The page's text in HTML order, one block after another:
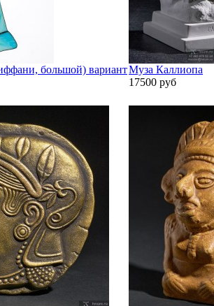
большой) вариантМуза Каллиопа
17500 руб